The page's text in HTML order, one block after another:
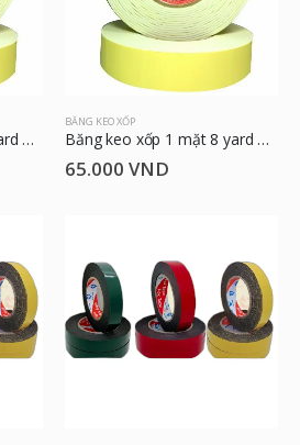
Băng keo xốp 1 mặt 8 yard 2.4cm
BĂNG KEO XỐP
Băng keo xốp 1 mặt 8 yard 4.8cm
65.000 VND